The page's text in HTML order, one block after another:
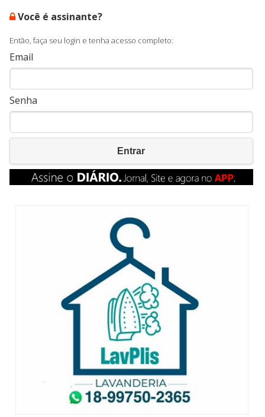
Você é assinante?
Então, faça seu login e tenha acesso completo:
Email
Senha
Entrar